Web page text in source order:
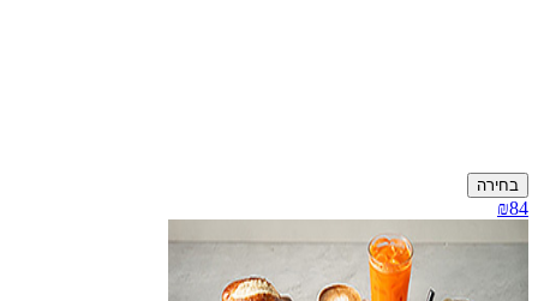
בחירה
₪84